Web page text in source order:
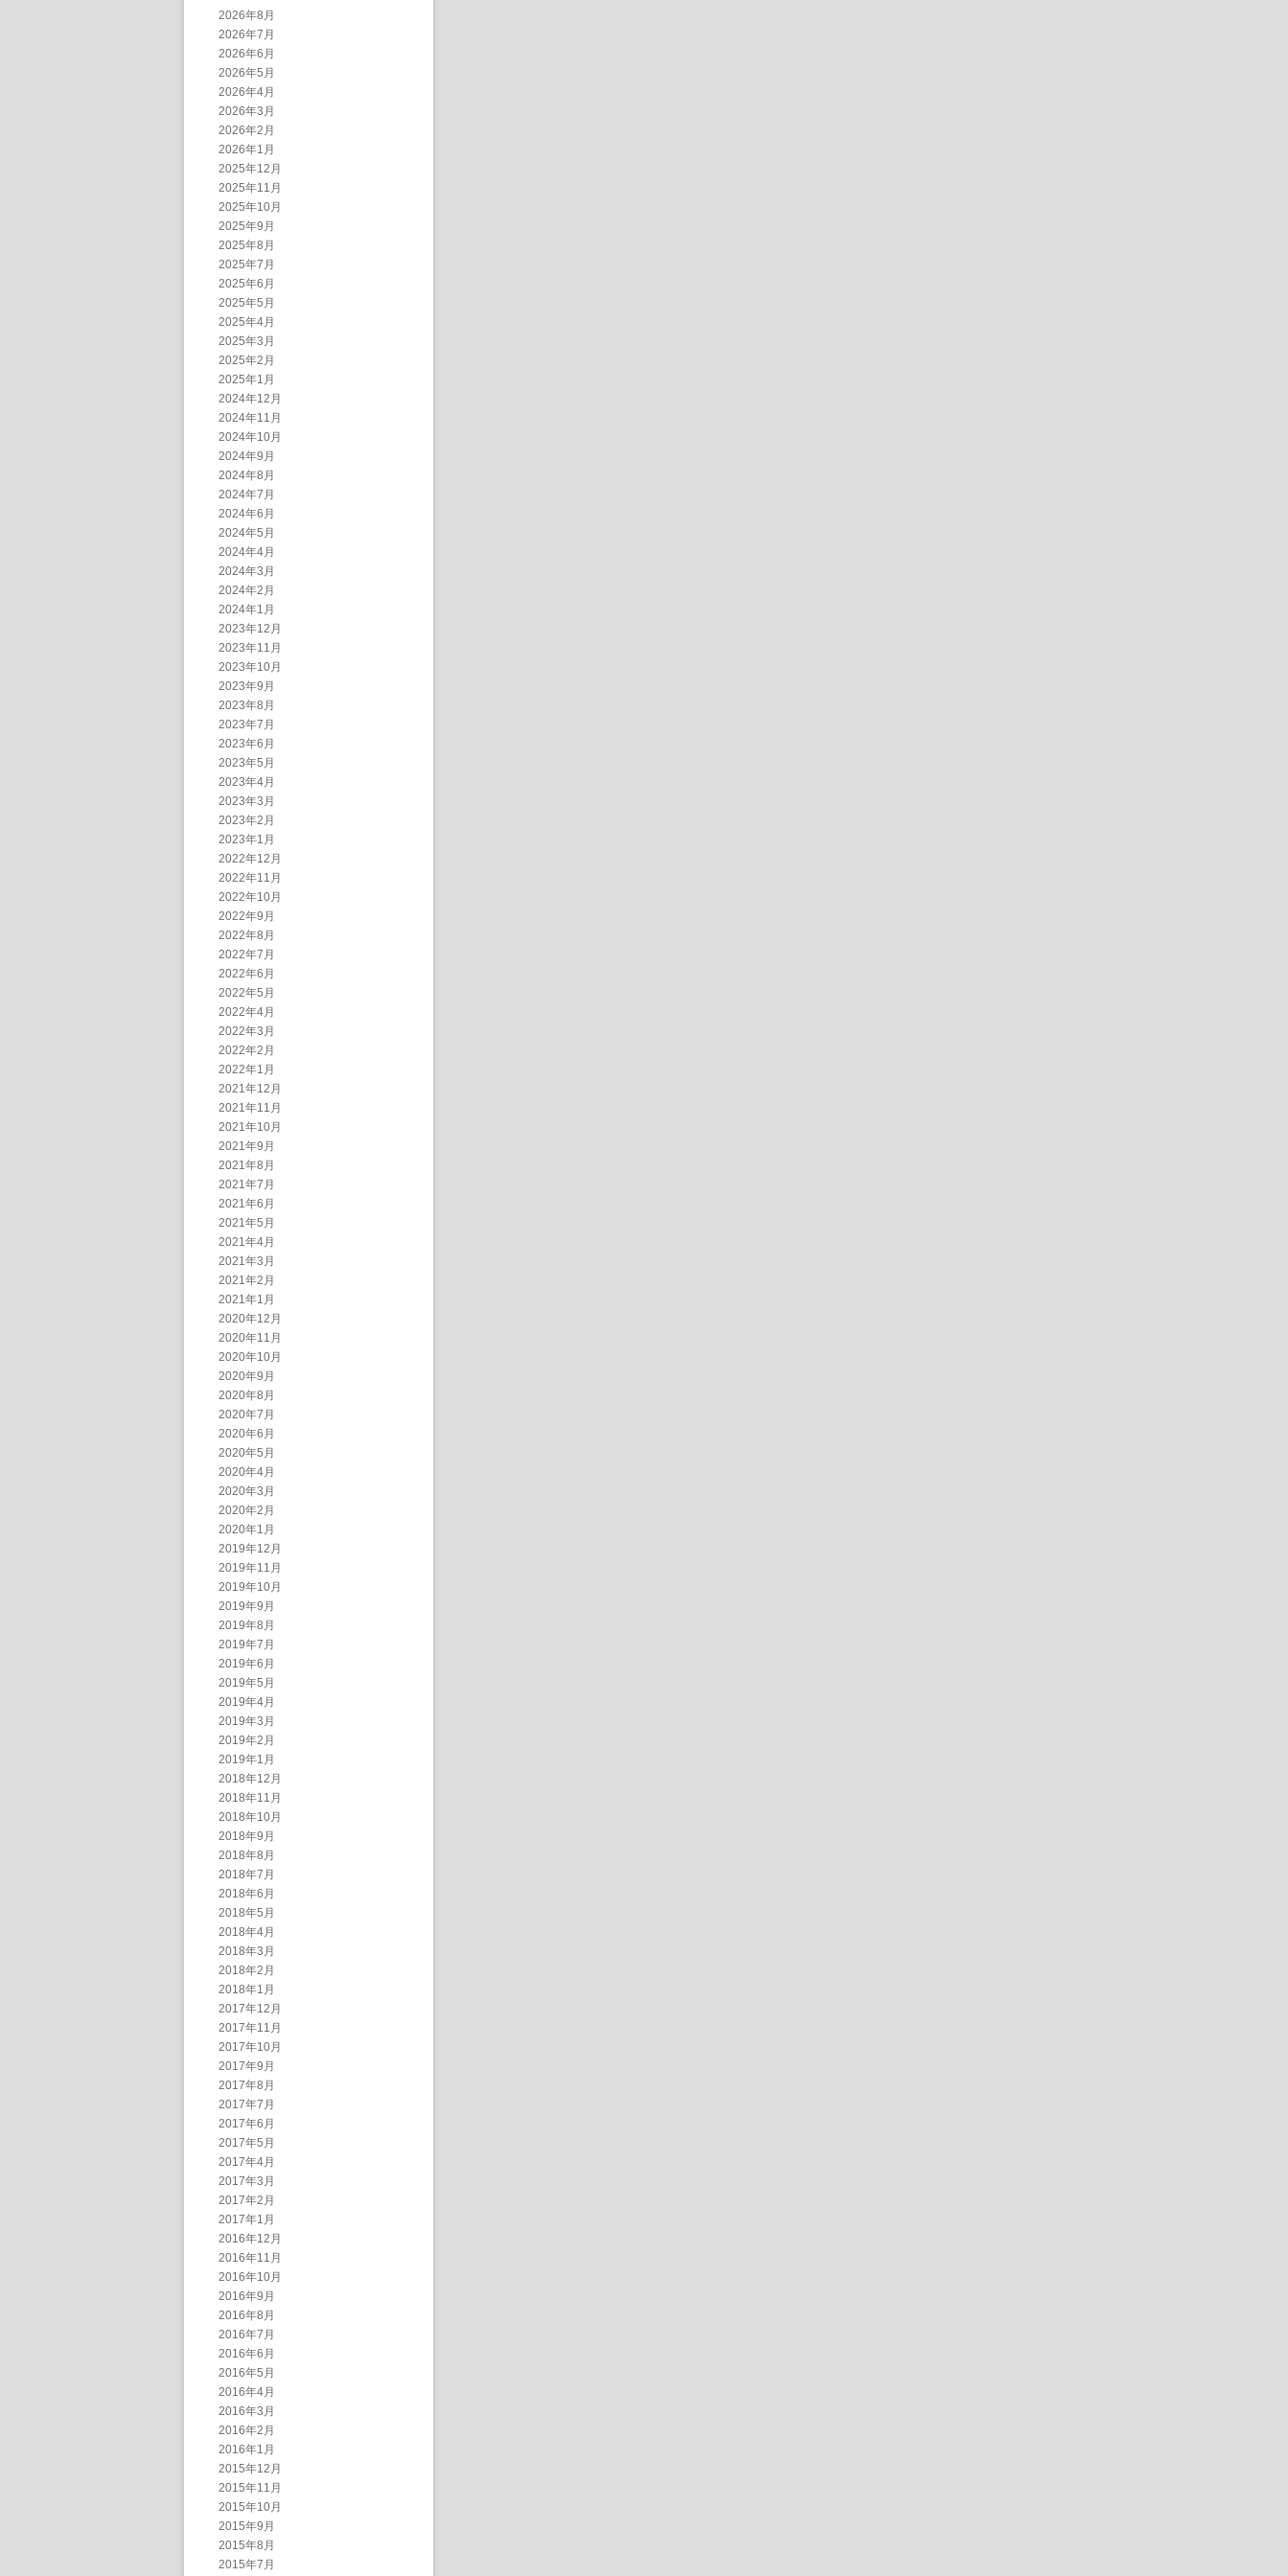
2026年8月
2026年7月
2026年6月
2026年5月
2026年4月
2026年3月
2026年2月
2026年1月
2025年12月
2025年11月
2025年10月
2025年9月
2025年8月
2025年7月
2025年6月
2025年5月
2025年4月
2025年3月
2025年2月
2025年1月
2024年12月
2024年11月
2024年10月
2024年9月
2024年8月
2024年7月
2024年6月
2024年5月
2024年4月
2024年3月
2024年2月
2024年1月
2023年12月
2023年11月
2023年10月
2023年9月
2023年8月
2023年7月
2023年6月
2023年5月
2023年4月
2023年3月
2023年2月
2023年1月
2022年12月
2022年11月
2022年10月
2022年9月
2022年8月
2022年7月
2022年6月
2022年5月
2022年4月
2022年3月
2022年2月
2022年1月
2021年12月
2021年11月
2021年10月
2021年9月
2021年8月
2021年7月
2021年6月
2021年5月
2021年4月
2021年3月
2021年2月
2021年1月
2020年12月
2020年11月
2020年10月
2020年9月
2020年8月
2020年7月
2020年6月
2020年5月
2020年4月
2020年3月
2020年2月
2020年1月
2019年12月
2019年11月
2019年10月
2019年9月
2019年8月
2019年7月
2019年6月
2019年5月
2019年4月
2019年3月
2019年2月
2019年1月
2018年12月
2018年11月
2018年10月
2018年9月
2018年8月
2018年7月
2018年6月
2018年5月
2018年4月
2018年3月
2018年2月
2018年1月
2017年12月
2017年11月
2017年10月
2017年9月
2017年8月
2017年7月
2017年6月
2017年5月
2017年4月
2017年3月
2017年2月
2017年1月
2016年12月
2016年11月
2016年10月
2016年9月
2016年8月
2016年7月
2016年6月
2016年5月
2016年4月
2016年3月
2016年2月
2016年1月
2015年12月
2015年11月
2015年10月
2015年9月
2015年8月
2015年7月